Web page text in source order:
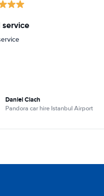
Daniel Ciach
Pandora car hire Istanbul Airport